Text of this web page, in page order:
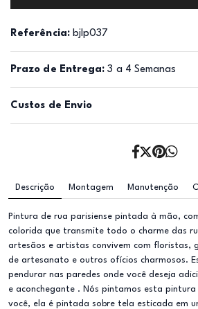
Referência: bjlp037
Prazo de Entrega: 3 a 4 Semanas
Custos de Envio
Descrição Montagem Manutenção
Pintura de rua parisiense pintada à mão,
colorida que transmite todo o charme das
artesãos e artistas convivem com floristas,
de artesanato e outros ofícios charmosos.
pendurar nas paredes onde você deseja
e aconchegante . Nós pintamos esta
você, ela é pintada sobre tela esticada em